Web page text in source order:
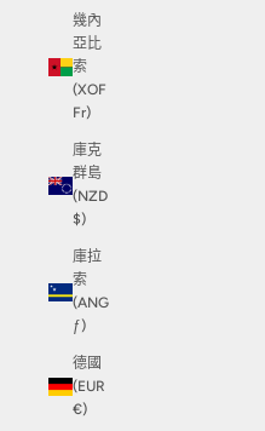
幾內
亞比
索
(XOF
Fr)
庫克
群島
(NZD
$)
庫拉
索
(ANG
ƒ)
德國
(EUR
€)